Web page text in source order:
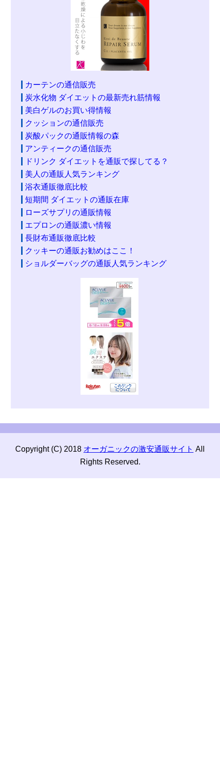
カーテンの通信販売
炭水化物 ダイエットの最新売れ筋情報
美白ゲルのお買い得情報
クッションの通信販売
炭酸パックの通販情報の森
アンティークの通信販売
ドリンク ダイエットを通販で探してる？
美人の通販人気ランキング
浴衣通販徹底比較
短期間 ダイエットの通販在庫
ローズサプリの通販情報
エプロンの通販濃い情報
長財布通販徹底比較
クッキーの通販お勧めはここ！
ショルダーバッグの通販人気ランキング
Copyright (C) 2018 オーガニックの激安通販サイト All
Rights Reserved.